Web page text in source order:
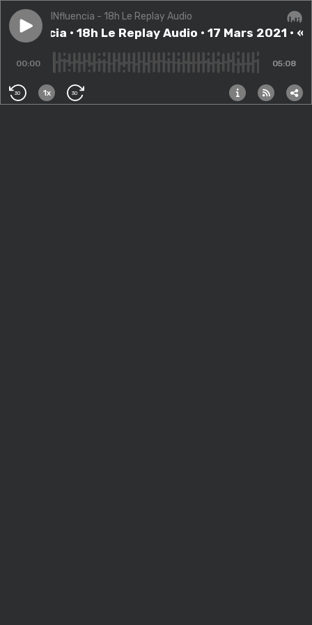
Play episodeINfluencia • 18h Le Replay Audio • 17 Mars 2021 •
INfluencia - 18h Le Replay Audio
INfluencia • 18h Le Replay Audio • 17 Mars 2021
00:00 05:08
30 1x 30